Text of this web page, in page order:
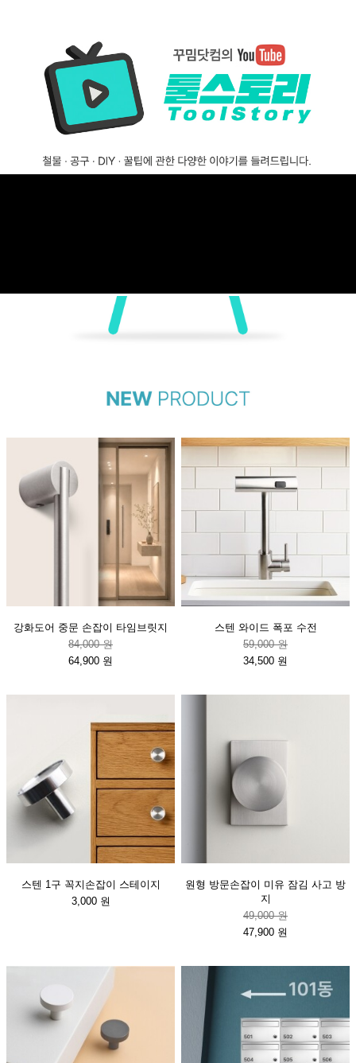
강화도어 중문 손잡이 타임브릿지
84,000 원
64,900 원
스텐 와이드 폭포 수전
59,000 원
34,500 원
스텐 1구 꼭지손잡이 스테이지
3,000 원
원형 방문손잡이 미유 잠김 사고 방
지
49,000 원
47,900 원